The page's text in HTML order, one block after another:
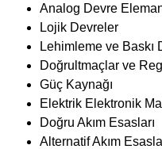
Analog Devre
Lojik Devreler
Lehimleme ve Baskı
Doğrultmaçlar ve
Güç Kaynağı
Elektrik Elektronik
Doğru Akım Esasları
Alternatif Akım